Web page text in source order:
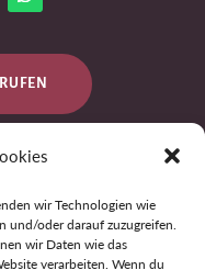
wir Technologien wie
und/oder darauf zuzugreifen.
wir Daten wie das
verarbeiten. Wenn du